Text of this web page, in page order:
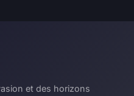
et des horizons